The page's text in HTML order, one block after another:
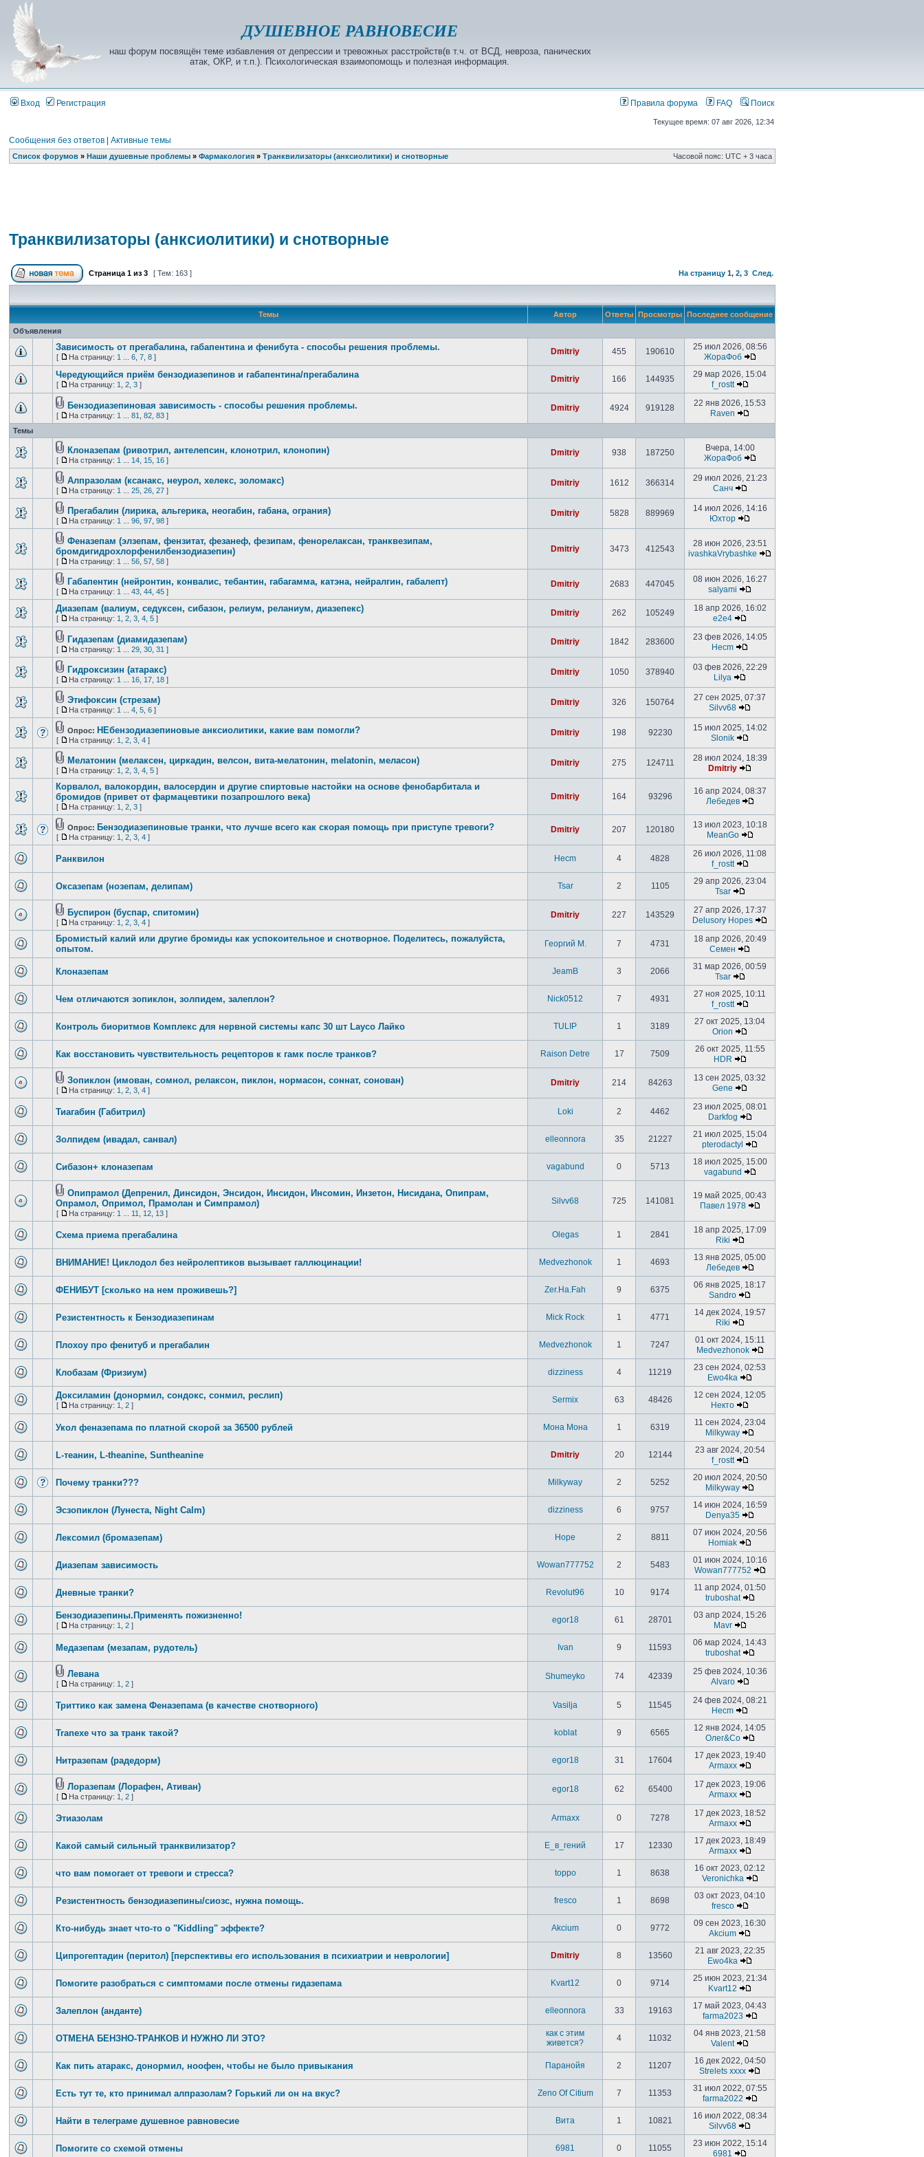
ДУШЕВНОЕ РАВНОВЕСИЕ
наш форум посвящён теме избавления от депрессии и тревожных расстройств(в т.ч. от ВСД, невроза, панических
атак, ОКР, и т.п.). Психологическая взаимопомощь и полезная информация.
Вход Регистрация Правила форума FAQ Поиск
Текущее время: 07 авг 2026, 12:34
Сообщения без ответов |Активные темы
Список форумов »Наши душевные проблемы »Фармакология »Транквилизаторы (анксиолитики) и снотворные Часовой пояс: UTC + 3 часа
Транквилизаторы (анксиолитики) и снотворные
Страница1 из3 [ Тем: 163 ] На страницу 1,2,3 След.
Темы Автор Ответы Просмотры Последнее сообщение
Объявления
Зависимость от прегабалина, габапентина и фенибута - способы решения проблемы.
[ На страницу: 1 ...6 ,7 ,8 ]
Dmitriy 455 190610
25 июл 2026, 08:56
ЖораФоб
Чередующийся приём бензодиазепинов и габапентина/прегабалина
[ На страницу: 1 ,2 ,3 ]
Dmitriy 166 144935
29 мар 2026, 15:04
f_rostt
Бензодиазепиновая зависимость - способы решения проблемы.
[ На страницу: 1 ...81 ,82 ,83 ]
Dmitriy 4924 919128
22 янв 2026, 15:53
Raven
Темы
Клоназепам (ривотрил, антелепсин, клонотрил, клонопин)
[ На страницу: 1 14 15 16 ]
Dmitriy 938 187250
Вчера, 14:00
ЖораФоб
Алпразолам (ксанакс, неурол, хелекс, золомакс)
[ На страницу: 1 ...25 ,26 ,27 ]
Dmitriy 1612 366314
29 июл 2026, 21:23
Санч
Прегабалин (лирика, альгерика, неогабин, габана, ограния)
[ На страницу: 1 ...96 ,97 ,98 ]
Dmitriy 5828 889969
14 июл 2026, 14:16
Юхтор
Феназепам (элзепам, фензитат, фезанеф, фезипам, фенорелаксан, транквезипам,
бромдигидрохлорфенилбензодиазепин)
[ На страницу: 1 ...56 ,57 ,58 ]
Dmitriy 3473 412543
28 июн 2026, 23:51
ivashkaVrybashke
Габапентин (нейронтин, конвалис, тебантин, габагамма, катэна, нейралгин, габалепт)
[ На страницу: 1 ...43 ,44 ,45 ]
Dmitriy 2683 447045
08 июн 2026, 16:27
salyami
Диазепам (валиум, седуксен, сибазон, релиум, реланиум, диазепекс)
[ На страницу: 1 ,2 ,3 ,4 ,5 ]
Dmitriy 262 105249
18 апр 2026, 16:02
e2e4
Гидазепам (диамидазепам)
[ На страницу: 1 ...29 ,30 ,31 ]
Dmitriy 1842 283600
23 фев 2026, 14:05
Hecm
Гидроксизин (атаракс)
[ На страницу: 1 16 17 18 ]
Dmitriy 1050 378940
03 фев 2026, 22:29
Lilya
Этифоксин (стрезам)
[ На страницу: 1 ...4 ,5 ,6 ]
Dmitriy 326 150764
27 сен 2025, 07:37
Silvv68
Опрос: НЕбензодиазепиновые анксиолитики, какие вам помогли?
[ На страницу: 1 ,2 ,3 ,4 ]
Dmitriy 198 92230
15 июл 2025, 14:02
Slonik
Мелатонин (мелаксен, циркадин, велсон, вита-мелатонин, melatonin, меласон)
[ На страницу: 1 ,2 ,3 ,4 ,5 ]
Dmitriy 275 124711
28 июл 2024, 18:39
Dmitriy
Корвалол, валокордин, валосердин и другие спиртовые настойки на основе фенобарбитала и
бромидов (привет от фармацевтики позапрошлого века)
[ На страницу: 1 ,2 ,3 ]
Dmitriy 164 93296
16 апр 2024, 08:37
Лебедев
Опрос: Бензодиазепиновые транки, что лучше всего как скорая помощь при приступе тревоги?
[ На страницу: 1 ,2 ,3 ,4 ]
Dmitriy 207 120180
13 июл 2023, 10:18
MeanGo
Ранквилон Hecm 4 4828
26 июл 2026, 11:08
f_rostt
Оксазепам (нозепам, делипам) Tsar 2 1105
29 апр 2026, 23:04
Tsar
Буспирон (буспар, спитомин)
[ На страницу: 1 ,2 ,3 ,4 ]
Dmitriy 227 143529
27 апр 2026, 17:37
Delusory Hopes
Бромистый калий или другие бромиды как успокоительное и снотворное. Поделитесь, пожалуйста,
опытом.
Георгий М. 7 4731
18 апр 2026, 20:49
Семен
Клоназепам JeamB 3 2066
31 мар 2026, 00:59
Tsar
Чем отличаются зопиклон, золпидем, залеплон? Nick0512 7 4931
27 ноя 2025, 10:11
f_rostt
Контроль биоритмов Комплекс для нервной системы капс 30 шт Layco Лайко TULIP 1 3189
27 окт 2025, 13:04
Orion
Как восстановить чувствительность рецепторов к гамк после транков? Raison Detre 17 7509
26 окт 2025, 11:55
HDR
Зопиклон (имован, сомнол, релаксон, пиклон, нормасон, соннат, сонован)
[ На страницу: 1 ,2 ,3 ,4 ]
Dmitriy 214 84263
13 сен 2025, 03:32
Gene
Тиагабин (Габитрил) Loki 2 4462
23 июл 2025, 08:01
Darkfog
Золпидем (ивадал, санвал) elleonnora 35 21227
21 июл 2025, 15:04
pterodactyl
Сибазон+ клоназепам vagabund 0 5713
18 июл 2025, 15:00
vagabund
Опипрамол (Депренил, Динсидон, Энсидон, Инсидон, Инсомин, Инзетон, Нисидана, Опипрам,
Опрамол, Опримол, Прамолан и Симпрамол)
[ На страницу: 1 11 12 13 ]
Silvv68 725 141081
19 май 2025, 00:43
Павел 1978
Схема приема прегабалина Olegas 1 2841
18 апр 2025, 17:09
Riki
ВНИМАНИЕ! Циклодол без нейролептиков вызывает галлюцинации! Medvezhonok 1 4693
13 янв 2025, 05:00
Лебедев
ФЕНИБУТ [сколько на нем проживешь?] Zer.Ha.Fah 9 6375
06 янв 2025, 18:17
Sandro
Резистентность к Бензодиазепинам Mick Rock 1 4771
14 дек 2024, 19:57
Riki
Плохоу про фенитуб и прегабалин Medvezhonok 1 7247
01 окт 2024, 15:11
Medvezhonok
Клобазам (Фризиум) dizziness 4 11219
23 сен 2024, 02:53
Ewo4ka
Доксиламин (донормил, сондокс, сонмил, реслип)
[ На страницу: 1 ,2 ]
Sermix 63 48426
12 сен 2024, 12:05
Некто
Укол феназепама по платной скорой за 36500 рублей Мона Мона 1 6319
11 сен 2024, 23:04
Milkyway
L-теанин, L-theanine, Suntheanine Dmitriy 20 12144
23 авг 2024, 20:54
f_rostt
Почему транки??? Milkyway 2 5252
20 июл 2024, 20:50
Milkyway
Эсзопиклон (Лунеста, Night Calm) dizziness 6 9757
14 июн 2024, 16:59
Denya35
Лексомил (бромазепам) Hope 2 8811
07 июн 2024, 20:56
Homiak
Диазепам зависимость Wowan777752 2 5483
01 июн 2024, 10:16
Wowan777752
Дневные транки? Revolut96 10 9174
11 апр 2024, 01:50
truboshat
Бензодиазепины.Применять пожизненно!
[ На страницу: 1 ,2 ]
egor18 61 28701
03 апр 2024, 15:26
Mavr
Медазепам (мезапам, рудотель) Ivan 9 11593
06 мар 2024, 14:43
truboshat
Левана
[ На страницу: 1 ,2 ]
Shumeyko 74 42339
25 фев 2024, 10:36
Alvaro
Триттико как замена Феназепама (в качестве снотворного) Vasilja 5 11545
24 фев 2024, 08:21
Hecm
Tranexe что за транк такой? koblat 9 6565
12 янв 2024, 14:05
Олег&Co
Нитразепам (радедорм) egor18 31 17604
17 дек 2023, 19:40
Armaxx
Лоразепам (Лорафен, Ативан)
[ На страницу: 1 ,2 ]
egor18 62 65400
17 дек 2023, 19:06
Armaxx
Этиазолам Armaxx 0 7278
17 дек 2023, 18:52
Armaxx
Какой самый сильный транквилизатор? Е_в_гений 17 12330
17 дек 2023, 18:49
Armaxx
что вам помогает от тревоги и стресса? toppo 1 8638
16 окт 2023, 02:12
Veronichka
Резистентность бензодиазепины/сиозс, нужна помощь. fresco 1 8698
03 окт 2023, 04:10
fresco
Кто-нибудь знает что-то о "Kiddling" эффекте? Akcium 0 9772
09 сен 2023, 16:30
Akcium
Ципрогептадин (перитол) [перспективы его использования в психиатрии и неврологии] Dmitriy 8 13560
21 авг 2023, 22:35
Ewo4ka
Помогите разобраться с симптомами после отмены гидазепама Kvart12 0 9714
25 июн 2023, 21:34
Kvart12
Залеплон (анданте) elleonnora 33 19163
17 май 2023, 04:43
farma2023
ОТМЕНА БЕНЗНО-ТРАНКОВ И НУЖНО ЛИ ЭТО?
как с этим
живется?
4 11032
04 янв 2023, 21:58
Valent
Как пить атаракс, донормил, ноофен, чтобы не было привыкания Паранойя 2 11207
16 дек 2022, 04:50
Strelets xxxx
Есть тут те, кто принимал алпразолам? Горький ли он на вкус? Zeno Of Citium 7 11353
31 июл 2022, 07:55
farma2022
Найти в телеграме душевное равновесие Вита 1 10821
16 июл 2022, 08:34
Silvv68
Помогите со схемой отмены 6981 0 11055
23 июн 2022, 15:14
6981